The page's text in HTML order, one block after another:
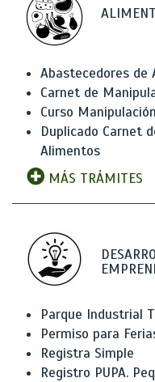
Abastecedores de
Carnet de
Curso
Duplicado Carnet
Alimentos
MÁS TRÁMITES
Parque Industrial
Permiso para
Registra Simple
Registro PUPA.